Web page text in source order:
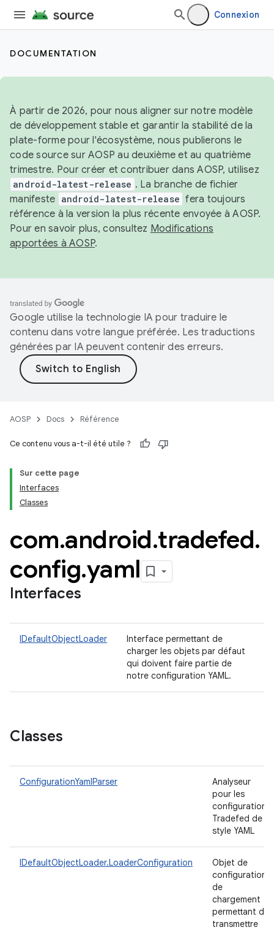
Connexion
DOCUMENTATION
À partir de 2026, pour nous aligner sur notre modèle
de développement stable et garantir la stabilité de la
plate-forme pour l'écosystème, nous publierons le
code source sur AOSP au deuxième et au quatrième
trimestre. Pour créer et contribuer dans AOSP, utilisez
android-latest-release . La branche de fichier
manifeste android-latest-release fera toujours
référence à la version la plus récente envoyée à AOSP.
Pour en savoir plus, consultez Modifications
apportées à AOSP.
Google utilise la technologie IA pour traduire le
contenu dans votre langue préférée. Les traductions
générées par IA peuvent contenir des erreurs.
AOSP Docs Référence
Ce contenu vous a-t-il été utile ?
Sur cette page
Interfaces
Classes
com.android.tradefed.
config.yaml
Interfaces
IDefaultObjectLoader
Interface permettant de
charger les objets par défaut
qui doivent faire partie de
notre configuration YAML.
Classes
ConfigurationYamlParser
Analyseur
pour les
configurations
Tradefed de
style YAML
IDefaultObjectLoader.LoaderConfiguration
Objet de
configuration
de
chargement
permettant de
transmettre